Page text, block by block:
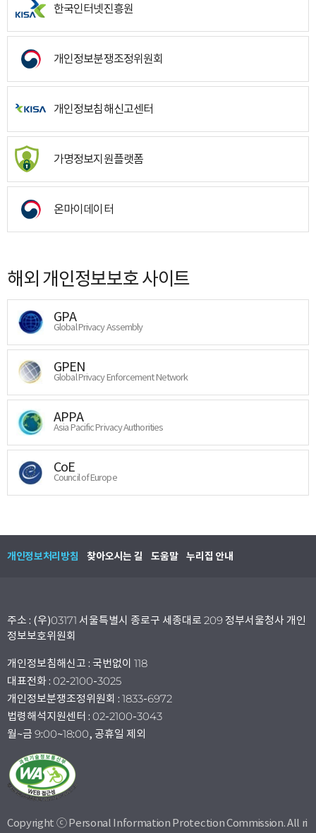
한국인터넷진흥원
개인정보분쟁조정위원회
개인정보침해신고센터
가명정보지원플랫폼
온마이데이터
해외 개인정보보호 사이트
GPA
Global Privacy Assembly
GPEN
Global Privacy Enforcement Network
APPA
Asia Pacific Privacy Authorities
CoE
Council of Europe
개인정보처리방침 찾아오시는 길 도움말 누리집 안내
주소 : (우)03171 서울특별시 종로구 세종대로 209 정부서울청사 개인
정보보호위원회
개인정보침해신고 : 국번없이 118
대표전화 : 02-2100-3025
개인정보분쟁조정위원회 : 1833-6972
법령해석지원센터 : 02-2100-3043
월~금 9:00~18:00, 공휴일 제외
Copyright ⓒ Personal Information Protection Commission. All ri